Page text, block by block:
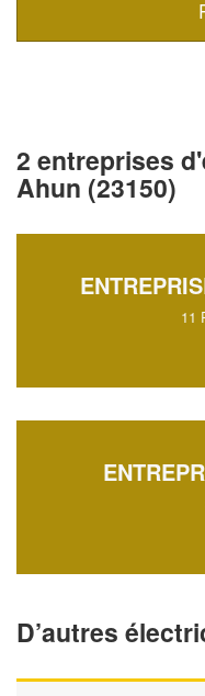
2 entreprises
Ahun (23150)
11
D’autres
✕
vos